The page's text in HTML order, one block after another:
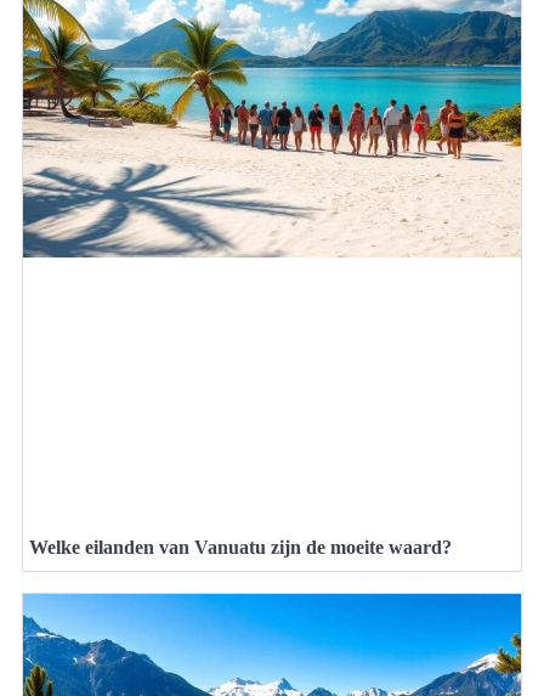
Welke eilanden van Vanuatu zijn de moeite waard?